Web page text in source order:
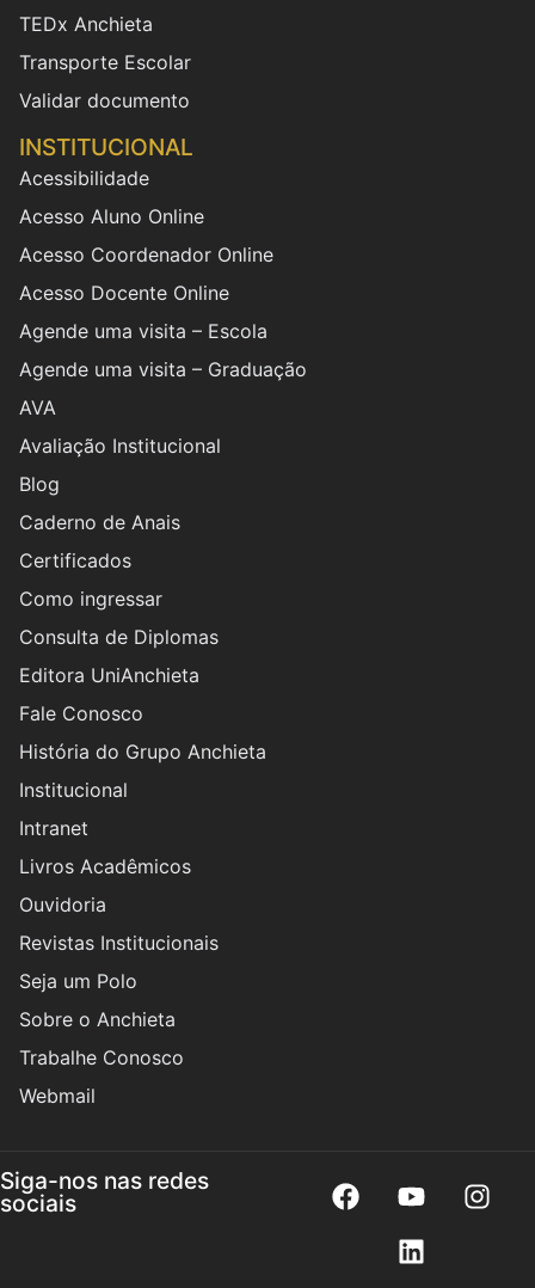
TEDx Anchieta
Transporte Escolar
Validar documento
INSTITUCIONAL
Acessibilidade
Acesso Aluno Online
Acesso Coordenador Online
Acesso Docente Online
Agende uma visita – Escola
Agende uma visita – Graduação
AVA
Avaliação Institucional
Blog
Caderno de Anais
Certificados
Como ingressar
Consulta de Diplomas
Editora UniAnchieta
Fale Conosco
História do Grupo Anchieta
Institucional
Intranet
Livros Acadêmicos
Ouvidoria
Revistas Institucionais
Seja um Polo
Sobre o Anchieta
Trabalhe Conosco
Webmail
Siga-nos nas redes
sociais